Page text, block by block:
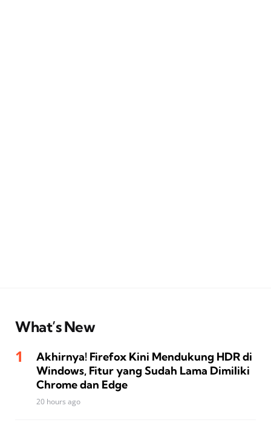
What’s New
Akhirnya! Firefox Kini Mendukung HDR di
Windows, Fitur yang Sudah Lama Dimiliki
Chrome dan Edge
20 hours ago